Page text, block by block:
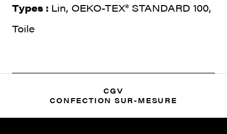
Types : Lin, OEKO-TEX® STANDARD 100,
Toile
CGV
CONFECTION SUR-MESURE